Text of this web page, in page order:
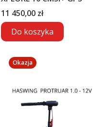
Cena
11 450,00 zł
Do koszyka
Okazja